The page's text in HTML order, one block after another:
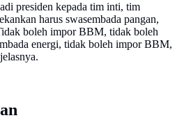
presiden kepada tim inti, tim
harus swasembada pangan,
boleh impor BBM, tidak boleh
energi, tidak boleh impor BBM,